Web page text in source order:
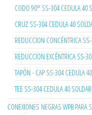
CODO 90° SS-304 CEDULA 40
CRUZ SS-304 CEDULA 40
REDUCCION CONCÉNTRICA
REDUCCION EXCÉNTRICA SS-
TAPÓN - CAP SS-304 CEDULA
TEE SS-304 CEDULA 40
CONEXIONES NEGRAS WPB PARA